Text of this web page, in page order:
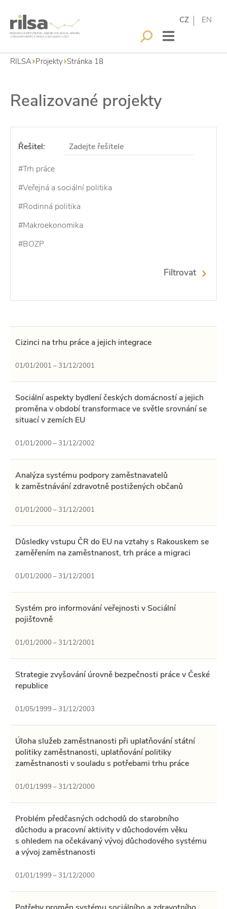
CZ EN
RILSA Projekty Stránka 18
Realizované projekty
Řešitel:
#Trh práce
#Veřejná a sociální politika
#Rodinná politika
#Makroekonomika
#BOZP
Filtrovat
Cizinci na trhu práce a jejich integrace
01/01/2001 – 31/12/2001
Sociální aspekty bydlení českých domácností a jejich
proměna v období transformace ve světle srovnání se
situací v zemích EU
01/01/2000 – 31/12/2002
Analýza systému podpory zaměstnavatelů
k zaměstnávání zdravotně postižených občanů
01/01/2000 – 31/12/2001
Důsledky vstupu ČR do EU na vztahy s Rakouskem se
zaměřením na zaměstnanost, trh práce a migraci
01/01/2000 – 31/12/2001
Systém pro informování veřejnosti v Sociální
pojišťovně
01/01/2000 – 31/12/2001
Strategie zvyšování úrovně bezpečnosti práce v České
republice
01/05/1999 – 31/12/2003
Úloha služeb zaměstnanosti při uplatňování státní
politiky zaměstnanosti, uplatňování politiky
zaměstnanosti v souladu s potřebami trhu práce
01/01/1999 – 31/12/2000
Problém předčasných odchodů do starobního
důchodu a pracovní aktivity v důchodovém věku
s ohledem na očekávaný vývoj důchodového systému
a vývoj zaměstnanosti
01/01/1999 – 31/12/2000